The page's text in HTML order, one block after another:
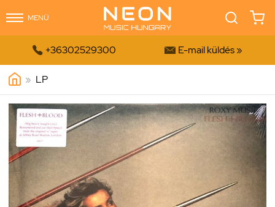
MENÜ
 +36302529300  E-mail küldés »
» LP